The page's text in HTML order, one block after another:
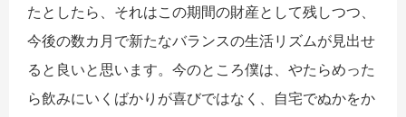
たとしたら、それはこの期間の財産として残しつつ、
今後の数カ月で新たなバランスの生活リズムが見出せ
ると良いと思います。今のところ僕は、やたらめった
ら飲みにいくばかりが喜びではなく、自宅でぬかをか